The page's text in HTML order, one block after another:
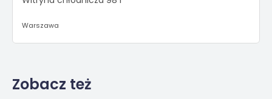
Warszawa
Zobacz też